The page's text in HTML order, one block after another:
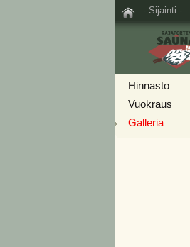
- Sijainti -
Hinnasto
Vuokraus
Galleria